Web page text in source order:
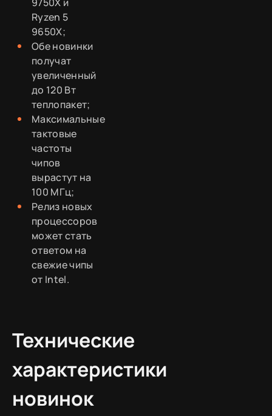
Ryzen 5
9650X;
Обе новинки
получат
увеличенный
до 120 Вт
теплопакет;
Максимальные
тактовые
частоты
чипов
вырастут на
100 МГц;
Релиз новых
процессоров
может стать
ответом на
свежие чипы
от Intel.
Технические
характеристики
новинок